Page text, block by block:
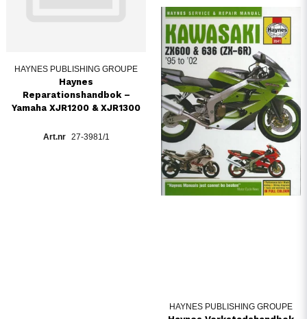
HAYNES PUBLISHING GROUPE
Haynes
Reparationshandbok –
Yamaha XJR1200 & XJR1300
27-3981/1
HAYNES PUBLISHING GROUPE